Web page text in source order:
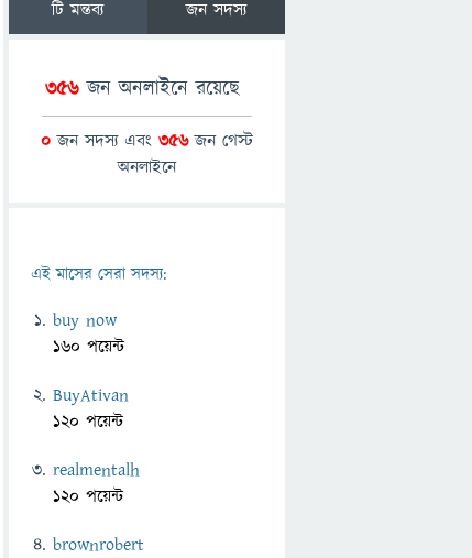
টি মন্তব্য জন সদস্য
356 জন অনলাইনে রয়েছে
0 জন সদস্য এবং 356জন গেস্ট
অনলাইনে
এই মাসের সেরা সদস্য:
buy now
160 পয়েন্ট
BuyAtivan
120 পয়েন্ট
realmentalh
120 পয়েন্ট
brownrobert